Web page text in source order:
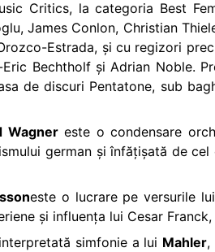
Critics, la categoria Best
James Conlon, Christian
Estrada, și cu regizori
Bechtholf și Adrian Noble.
de discuri Pentatone, sub
Wagner este o condensare
german și înfățișată de
este o lucrare pe versurile
și influența lui Cesar
simfonie a lui Mahler,